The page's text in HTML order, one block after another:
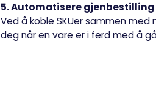
5. Automatisere gjenbestilling
Ved å koble SKUer sammen
deg når en vare er i ferd med å